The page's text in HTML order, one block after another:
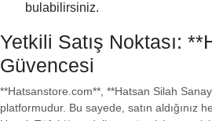
bulabilirsiniz.
Yetkili Satış Noktası:
Güvencesi
**Hatsanstore.com**, **Hatsan Silah
platformudur. Bu sayede, satın aldığınız